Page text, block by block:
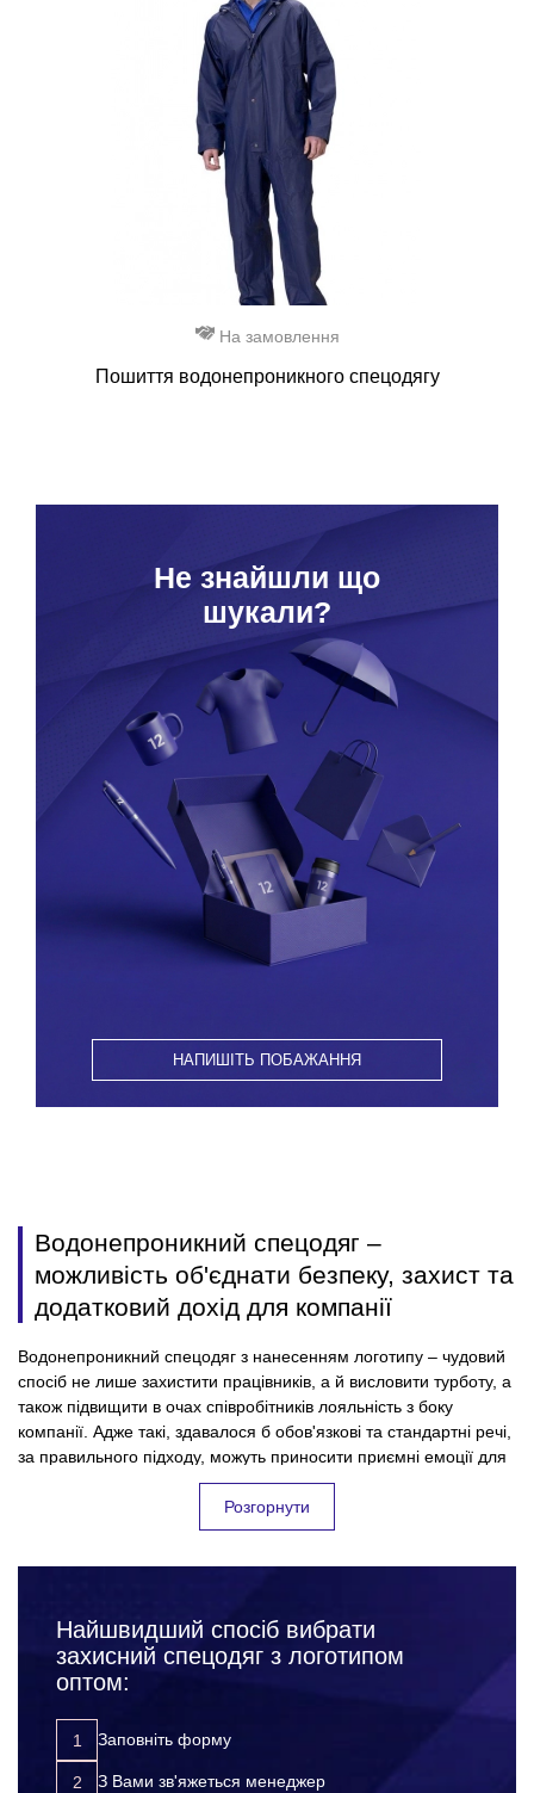
На замовлення
Пошиття водонепроникного спецодягу
Hе знайшли що
шукали?
НАПИШІТЬ ПОБАЖАННЯ
Водонепроникний спецодяг –
можливість об'єднати безпеку, захист та
додатковий дохід для компанії
Водонепроникний спецодяг з нанесенням логотипу – чудовий
спосіб не лише захистити працівників, а й висловити турботу, а
також підвищити в очах співробітників лояльність з боку
компанії. Адже такі, здавалося б обов'язкові та стандартні речі,
за правильного підходу, можуть приносити приємні емоції для
колективу, і безумовно користь для підприємства. Всі успішні
фірми, які дбають про своїх співробітників та їхню безпеку на
робочому місці – дуже відповідально підходять до вибору
захищаєте своїх працівників від нещасних випадків,
травм та інших неприємних ситуацій на робочому місці;
підвищуєте лояльність до компанії з боку співробітників;
розвиваєте корпоративну культуру;
просуваєте свій бренд за допомогою додаткової
реклами.
Розгорнути
Найшвидший спосіб вибрати
захисний спецодяг з логотипом
оптом:
Заповніть форму
З Вами зв'яжеться менеджер